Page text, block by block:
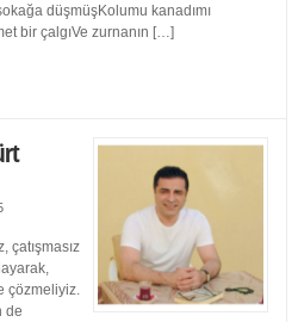
düşmüşKolumu kanadımı
bir çalgıVe zurnanın […]
çatışmasız
çözmeliyiz.
de